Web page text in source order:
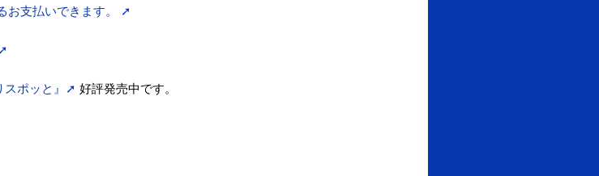
お支払いできます。 ➚
スポッと』➚ 好評発売中です。